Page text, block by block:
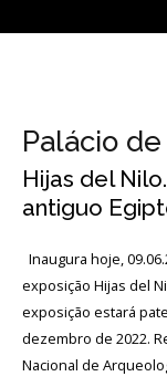
Outras
Notícias
AGENDA
Actividades
Palácio
Hijas del
antiguo
Inaugura hoje,
exposição Hijas del
exposição estará
dezembro de 2022.
Nacional de